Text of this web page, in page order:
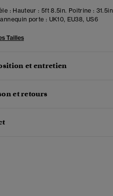
: Hauteur : 5ft 8.5in. Poitrine : 31.5in
porte : UK10, EU38, US6
Tailles
et entretien
et retours